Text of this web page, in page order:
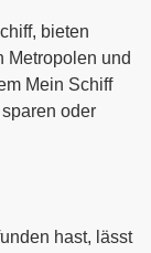
bieten
Metropolen und
Mein Schiff
oder
hast, lässt